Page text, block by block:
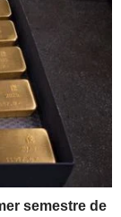
semestre de